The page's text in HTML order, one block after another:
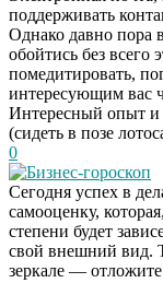
поддерживать
Однако давно пора
обойтись без всего
помедитировать,
интересующим вас
Интересный опыт и
(сидеть в позе
0
Бизнес-гороскоп
Сегодня успех в
самооценку,
степени будет
свой внешний вид.
зеркале — отложите